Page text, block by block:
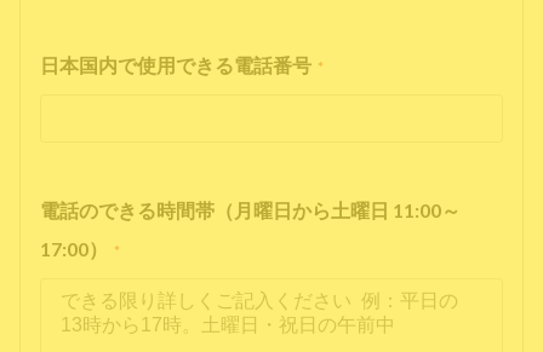
日本国内で使用できる電話番号 *
電話のできる時間帯（月曜日から土曜日 11:00～
17:00）
*